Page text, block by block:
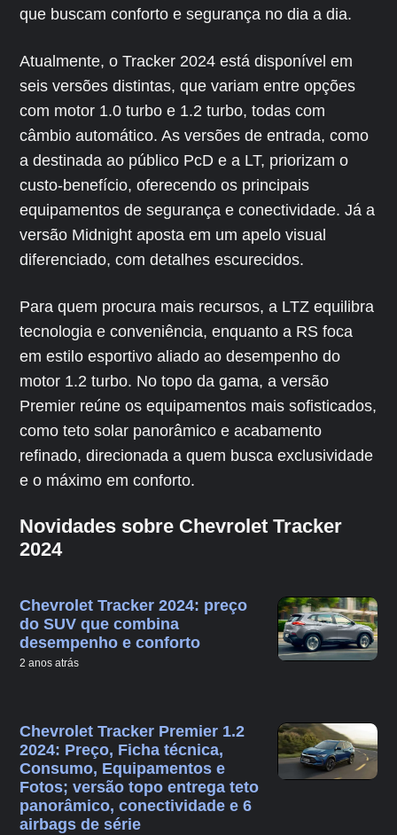
que buscam conforto e segurança no dia a dia.
Atualmente, o Tracker 2024 está disponível em
seis versões distintas, que variam entre opções
com motor 1.0 turbo e 1.2 turbo, todas com
câmbio automático. As versões de entrada, como
a destinada ao público PcD e a LT, priorizam o
custo-benefício, oferecendo os principais
equipamentos de segurança e conectividade. Já a
versão Midnight aposta em um apelo visual
diferenciado, com detalhes escurecidos.
Para quem procura mais recursos, a LTZ equilibra
tecnologia e conveniência, enquanto a RS foca
em estilo esportivo aliado ao desempenho do
motor 1.2 turbo. No topo da gama, a versão
Premier reúne os equipamentos mais sofisticados,
como teto solar panorâmico e acabamento
refinado, direcionada a quem busca exclusividade
e o máximo em conforto.
Novidades sobre Chevrolet Tracker
2024
Chevrolet Tracker 2024: preço
do SUV que combina
desempenho e conforto
2 anos atrás
Chevrolet Tracker Premier 1.2
2024: Preço, Ficha técnica,
Consumo, Equipamentos e
Fotos; versão topo entrega teto
panorâmico, conectividade e 6
airbags de série